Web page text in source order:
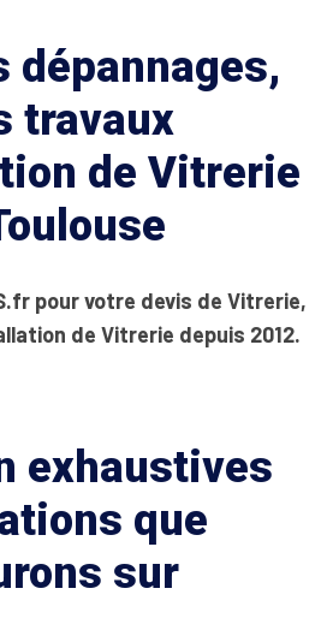
dépannages,
travaux
de Vitrerie
pour votre devis de Vitrerie,
de Vitrerie depuis 2012.
exhaustives
que
sur